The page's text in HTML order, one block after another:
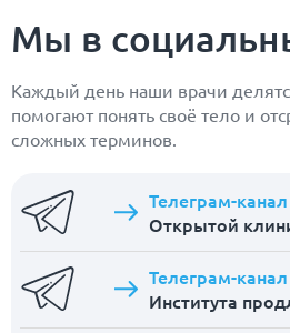
Мы в
Каждый день наши врачи
помогают понять своё тело и
сложных терминов.
Телеграм-канал
Открытой
Телеграм-канал
Института